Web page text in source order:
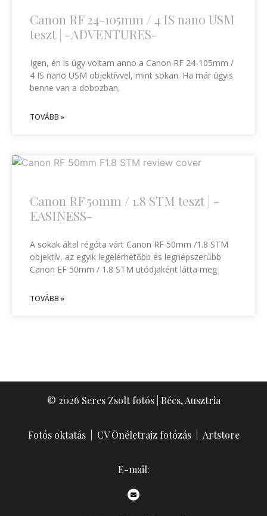
Canon RF 24-105mm / 4 IS nano USM
teszt | -ADVENTURES-
Igen, én is úgy voltam anno a Canon RF 24-105mm /
4 IS nano USM objektívvel, mint sokan. Ha már úgyis
benne van a dobozban,
TOVÁBB »
Canon RF 50mm / 1.8 STM teszt | -
EASINESS-
A sokak által régóta várt Canon RF 50mm /1.8 STM
objektív, az egyik legelérhetőbb és legnépszerűbb
Canon EF 50mm / 1.8 STM utódjaként látta meg
TOVÁBB »
© 2026 Seres Zsolt fotós | Bécs, Ausztria
Fotós oktatás| CV Önéletrajz fotózás Artstore
E-mail: